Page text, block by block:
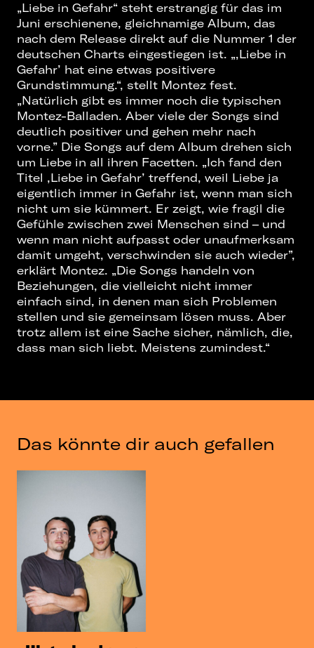
„Liebe in Gefahr“ steht erstrangig für das im
Juni erschienene, gleichnamige Album, das
nach dem Release direkt auf die Nummer 1 der
deutschen Charts eingestiegen ist. „‚Liebe in
Gefahr’ hat eine etwas positivere
Grundstimmung.“, stellt Montez fest.
„Natürlich gibt es immer noch die typischen
Montez-Balladen. Aber viele der Songs sind
deutlich positiver und gehen mehr nach
vorne.” Die Songs auf dem Album drehen sich
um Liebe in all ihren Facetten. „Ich fand den
Titel ‚Liebe in Gefahr’ treffend, weil Liebe ja
eigentlich immer in Gefahr ist, wenn man sich
nicht um sie kümmert. Er zeigt, wie fragil die
Gefühle zwischen zwei Menschen sind – und
wenn man nicht aufpasst oder unaufmerksam
damit umgeht, verschwinden sie auch wieder”,
erklärt Montez. „Die Songs handeln von
Beziehungen, die vielleicht nicht immer
einfach sind, in denen man sich Problemen
stellen und sie gemeinsam lösen muss. Aber
trotz allem ist eine Sache sicher, nämlich, die,
dass man sich liebt. Meistens zumindest.“
Das könnte dir auch gefallen